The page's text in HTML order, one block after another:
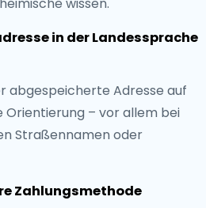
in der Landessprache
abgespeicherte Adresse auf
– vor allem bei
Straßennamen oder
Zahlungsmethode